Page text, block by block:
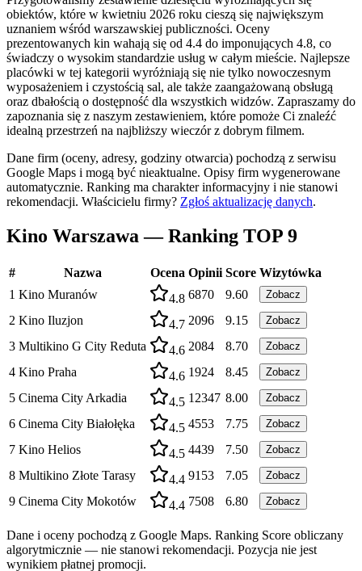
obiektów, które w kwietniu 2026 roku cieszą się największym
uznaniem wśród warszawskiej publiczności. Oceny
prezentowanych kin wahają się od 4.4 do imponujących 4.8, co
świadczy o wysokim standardzie usług w całym mieście. Najlepsze
placówki w tej kategorii wyróżniają się nie tylko nowoczesnym
wyposażeniem i czystością sal, ale także zaangażowaną obsługą
oraz dbałością o dostępność dla wszystkich widzów. Zapraszamy do
zapoznania się z naszym zestawieniem, które pomoże Ci znaleźć
idealną przestrzeń na najbliższy wieczór z dobrym filmem.
Dane firm (oceny, adresy, godziny otwarcia) pochodzą z serwisu
Google Maps i mogą być nieaktualne. Opisy firm wygenerowane
automatycznie. Ranking ma charakter informacyjny i nie stanowi
rekomendacji. Właścicielu firmy? Zgłoś aktualizację danych.
Kino Warszawa — Ranking TOP 9
# Nazwa Ocena Opinii Score Wizytówka
1 Kino Muranów 4.8 6870 9.60 Zobacz
2 Kino Iluzjon 4.7 2096 9.15 Zobacz
3 Multikino G City Reduta 4.6 2084 8.70 Zobacz
4 Kino Praha 4.6 1924 8.45 Zobacz
5 Cinema City Arkadia 4.5 12347 8.00 Zobacz
6 Cinema City Białołęka 4.5 4553 7.75 Zobacz
7 Kino Helios 4.5 4439 7.50 Zobacz
8 Multikino Złote Tarasy 4.4 9153 7.05 Zobacz
9 Cinema City Mokotów 4.4 7508 6.80 Zobacz
Dane i oceny pochodzą z Google Maps. Ranking Score obliczany
algorytmicznie — nie stanowi rekomendacji. Pozycja nie jest
wynikiem płatnej promocji.